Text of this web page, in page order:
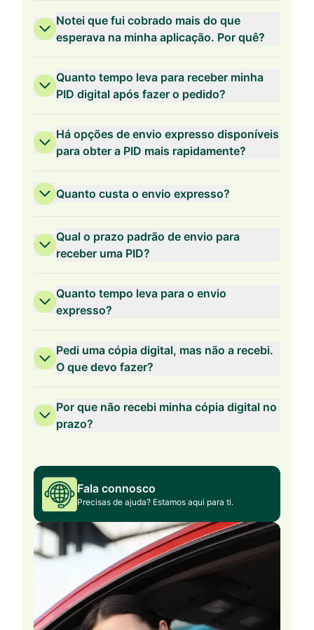
Notei que fui cobrado mais do que
esperava na minha aplicação. Por quê?
Quanto tempo leva para receber minha
PID digital após fazer o pedido?
Há opções de envio expresso disponíveis
para obter a PID mais rapidamente?
Quanto custa o envio expresso?
Qual o prazo padrão de envio para
receber uma PID?
Quanto tempo leva para o envio
expresso?
Pedi uma cópia digital, mas não a recebi.
O que devo fazer?
Por que não recebi minha cópia digital no
prazo?
Fala connosco
Precisas de ajuda? Estamos aqui para ti.